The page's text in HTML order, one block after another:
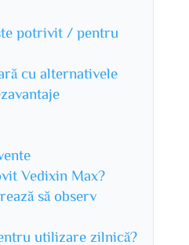
potrivit / pentru
cu alternativele
Vedixin Max?
să observ
utilizare zilnică?